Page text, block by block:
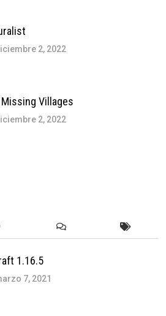
2, 2022
Villages
2, 2022
1.16.5
7, 2021